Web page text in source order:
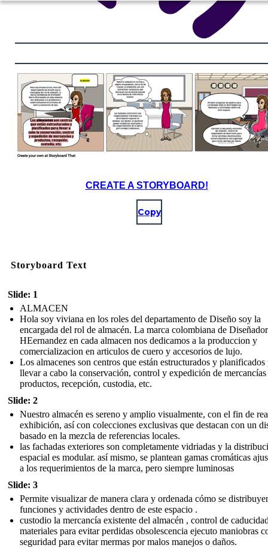
CREATE A STORYBOARD!
Copy
Storyboard Text
Slide: 1
ALMACEN
Hola soy viviana en los roles del departamento de Diseño soy la
encargada del rol de almacén. La marca colombiana de
HEernandez en cada almacen nos dedicamos a la produccion y
comercializacion en articulos de cuero y accesorios de lujo.
Los almacenes son centros que están estructurados y planificados
llevar a cabo la conservación, control y expedición de
productos, recepción, custodia, etc.
Slide: 2
Nuestro almacén es sereno y amplio visualmente, con el fin de
exhibición, así con colecciones exclusivas que destacan con un
basado en la mezcla de referencias locales.
las fachadas exteriores son completamente vidriadas y la
espacial es modular. así mismo, se plantean gamas cromáticas
a los requerimientos de la marca, pero siempre luminosas
Slide: 3
Permite visualizar de manera clara y ordenada cómo se
funciones y actividades dentro de este espacio .
custodio la mercancía existente del almacén , control de
materiales para evitar perdidas obsolescencia ejecuto maniobras
seguridad para evitar mermas por malos manejos o daños.